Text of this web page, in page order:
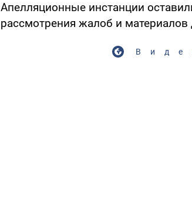
Апелляционные инстанции
рассмотрения жалоб и материалов